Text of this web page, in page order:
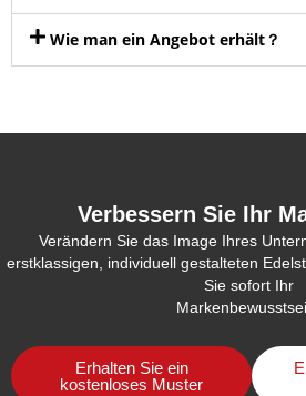
Wie man ein Angebot erhält？
Verbessern Sie Ihr
Verändern Sie das Image Ihres
erstklassigen, individuell gestalteten
Sie sofort Ihr
Erhalten Sie ein
kostenloses Muster